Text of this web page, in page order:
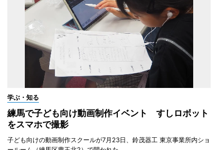
学ぶ・知る
練馬で子ども向け動画制作イベント すしロボット
をスマホで撮影
子ども向けの動画制作スクールが7月23日、鈴茂器工 東京事業所内ショ